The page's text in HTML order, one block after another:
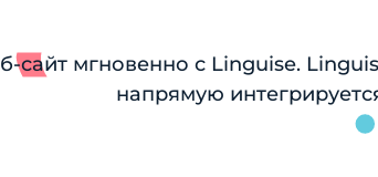
сайт мгновенно с Linguise.
напрямую